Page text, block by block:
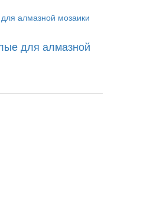
для алмазной